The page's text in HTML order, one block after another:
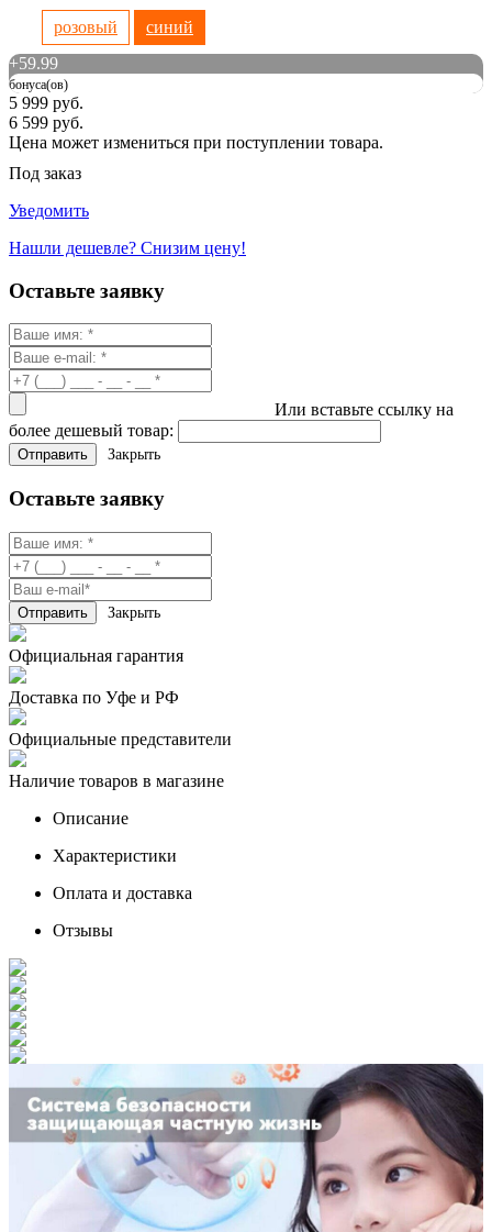
розовый
синий
+59.99
бонуса(ов)
5 999 руб.
6 599 руб.
Цена может измениться при поступлении товара.
Под заказ
Уведомить
Нашли дешевле? Снизим цену!
Оставьте заявку
Или вставьте ссылку на
более дешевый товар:
Закрыть
Оставьте заявку
Закрыть
Официальная гарантия
Доставка по Уфе и РФ
Официальные представители
Наличие товаров в магазине
Описание
Характеристики
Оплата и доставка
Отзывы